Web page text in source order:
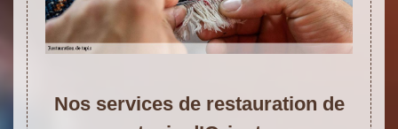
Nos services de restauration de